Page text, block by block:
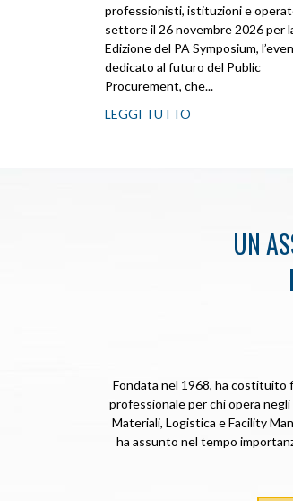
professionisti, istituzioni e
settore il 26 novembre 2026 per
Edizione del PA Symposium,
dedicato al futuro del Public
Procurement, che...
LEGGI TUTTO
UN
Fondata nel 1968, ha costituito
professionale per chi opera
Materiali, Logistica e Facility
ha assunto nel tempo